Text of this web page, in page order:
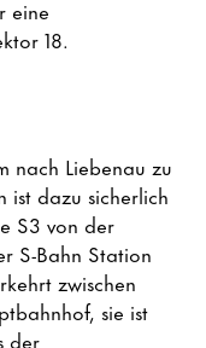
eine
18.
nach Liebenau zu
ist dazu sicherlich
S3 von der
S-Bahn Station
zwischen
sie ist
der